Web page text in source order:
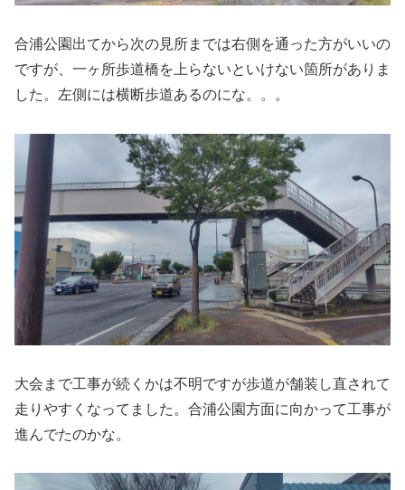
合浦公園出てから次の見所までは右側を通った方がいいの
ですが、一ヶ所歩道橋を上らないといけない箇所がありま
した。左側には横断歩道あるのにな。。。
大会まで工事が続くかは不明ですが歩道が舗装し直されて
走りやすくなってました。合浦公園方面に向かって工事が
進んでたのかな。